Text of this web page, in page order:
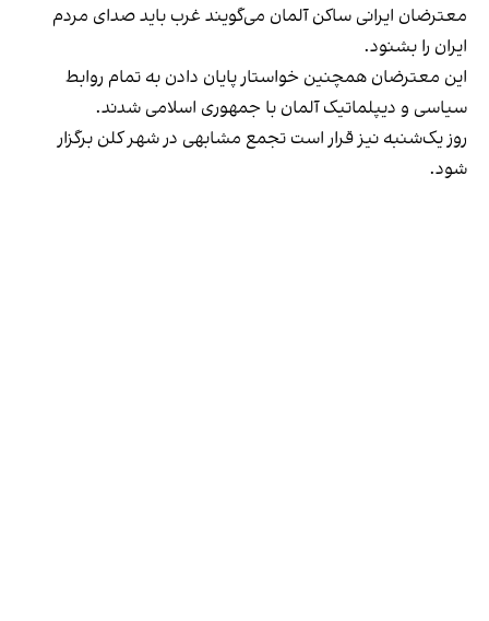
معترضان ایرانی ساکن آلمان می‌گویند غرب باید صدای مردم
ایران را بشنود.
این معترضان همچنین خواستار پایان دادن به تمام روابط
سیاسی و دیپلماتیک آلمان با جمهوری اسلامی شدند.
روز یک‌شنبه نیز قرار است تجمع مشابهی در شهر کلن برگزار
شود.